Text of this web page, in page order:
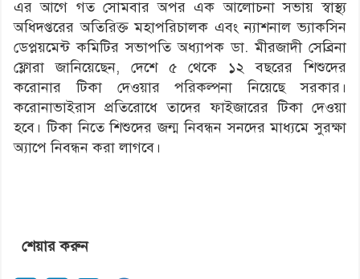
এর আগে গত সোমবার অপর এক আলোচনা সভায় স্বাস্থ্য
অধিদপ্তরের অতিরিক্ত মহাপরিচালক এবং ন্যাশনাল ভ্যাকসিন
ডেপ্লয়মেন্ট কমিটির সভাপতি অধ্যাপক ডা. মীরজাদী সেব্রিনা
ফ্লোরা জানিয়েছেন, দেশে ৫ থেকে ১২ বছরের শিশুদের
করোনার টিকা দেওয়ার পরিকল্পনা নিয়েছে সরকার।
করোনাভাইরাস প্রতিরোধে তাদের ফাইজারের টিকা দেওয়া
হবে। টিকা নিতে শিশুদের জন্ম নিবন্ধন সনদের মাধ্যমে সুরক্ষা
অ্যাপে নিবন্ধন করা লাগবে।
শেয়ার করুন